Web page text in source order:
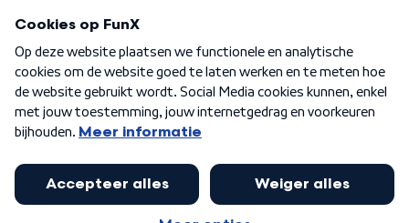
Algemene voorwaarden Privacybeleid